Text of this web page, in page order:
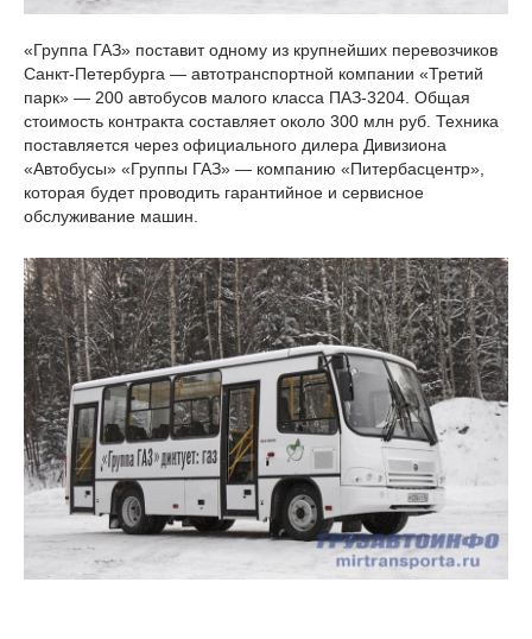
«Группа ГАЗ» поставит одному из крупнейших перевозчиков
Санкт-Петербурга — автотранспортной компании «Третий
парк» — 200 автобусов малого класса ПАЗ-3204. Общая
стоимость контракта составляет около 300 млн руб. Техника
поставляется через официального дилера Дивизиона
«Автобусы» «Группы ГАЗ» — компанию «Питербасцентр»,
которая будет проводить гарантийное и сервисное
обслуживание машин.